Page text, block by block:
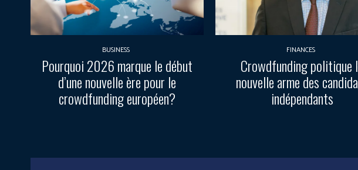
BUSINESS
Pourquoi 2026 marque le début
d’une nouvelle ère pour le
crowdfunding européen?
FINANCES
Crowdfunding politique
nouvelle arme des
indépendants